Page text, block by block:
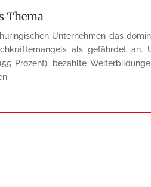
Thema
Unternehmen das
als gefährdet
Prozent), bezahlte